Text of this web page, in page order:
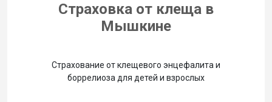
Страховка от клеща в
Мышкине
Страхование от клещевого энцефалита и
боррелиоза для детей и взрослых